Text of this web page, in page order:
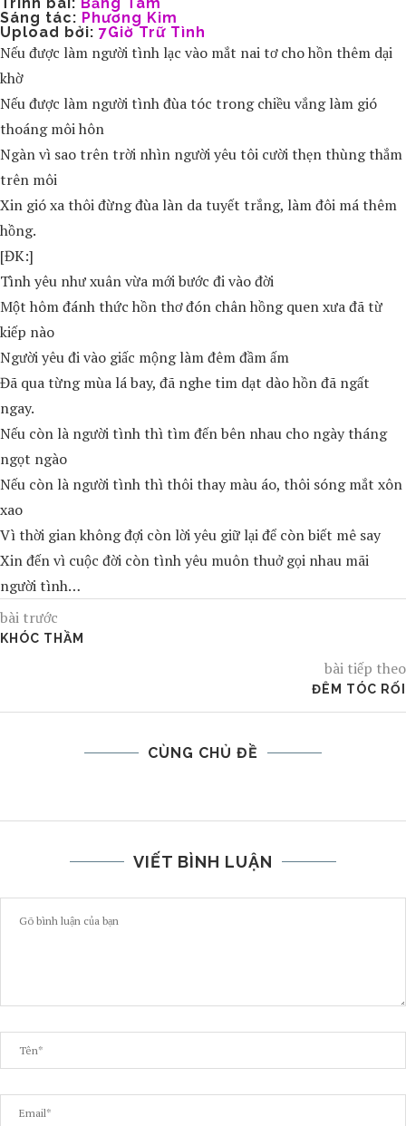
Sáng tác: Phương Kim
Upload bởi: 7Giờ Trữ Tình
Nếu được làm người tình lạc vào mắt nai tơ cho hồn thêm dại
khờ
Nếu được làm người tình đùa tóc trong chiều vắng làm gió
thoáng môi hôn
Ngàn vì sao trên trời nhìn người yêu tôi cười thẹn thùng thắm
trên môi
Xin gió xa thôi đừng đùa làn da tuyết trắng, làm đôi má thêm
hồng.
[ĐK:]
Tình yêu như xuân vừa mới bước đi vào đời
Một hôm đánh thức hồn thơ đón chân hồng quen xưa đã từ
kiếp nào
Người yêu đi vào giấc mộng làm đêm đầm ấm
Đã qua từng mùa lá bay, đã nghe tim dạt dào hồn đã ngất
ngay.
Nếu còn là người tình thì tìm đến bên nhau cho ngày tháng
ngọt ngào
Nếu còn là người tình thì thôi thay màu áo, thôi sóng mắt xôn
xao
Vì thời gian không đợi còn lời yêu giữ lại để còn biết mê say
Xin đến vì cuộc đời còn tình yêu muôn thuở gọi nhau mãi
người tình…
bài trước
KHÓC THẦM
bài tiếp theo
ĐÊM TÓC RỐI
CÙNG CHỦ ĐỀ
VIẾT BÌNH LUẬN